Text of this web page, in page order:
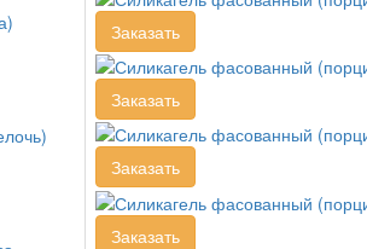
Заказать
Заказать
Заказать
Заказать